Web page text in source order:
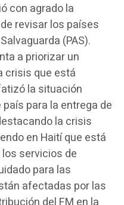
con agrado la
revisar los países
(PAS).
a priorizar un
crisis que está
la situación
para la entrega de
la crisis
en Haití que está
servicios de
para las
afectadas por las